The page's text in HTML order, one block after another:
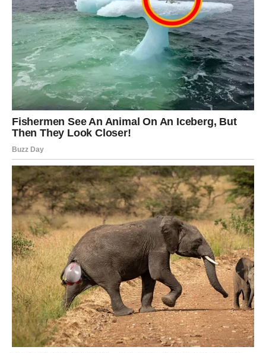
Ali to nije istina.
Jarac možda ne pokazuje, ali i dalje nosi trag te veze.
U narednom periodu, moguće je:
javljanje posle dužeg vremena
pokušaj razgovora „bez obaveza“
vraćanje kroz prijateljski pristup
Ali ispod svega toga krije se jedno – želja za novim
početkom.